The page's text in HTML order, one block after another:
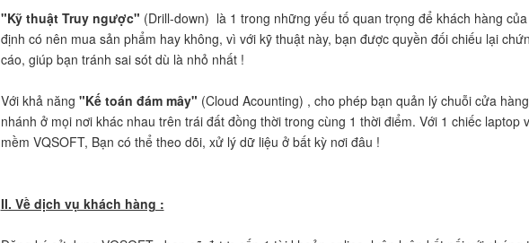
"Kỹ thuật Truy ngược" (Drill-down) là 1 trong những yếu tố quan trọng để khách hàng
định có nên mua sản phẩm hay không, vì với kỹ thuật này, bạn được quyền đối chiếu lại
cáo, giúp bạn tránh sai sót dù là nhỏ nhất !
Với khả năng "Kế toán đám mây" (Cloud Acounting) , cho phép bạn quản lý chuỗi cửa
nhánh ở mọi nơi khác nhau trên trái đất đồng thời trong cùng 1 thời điểm. Với 1 chiếc laptop
mềm VQSOFT, Bạn có thể theo dõi, xử lý dữ liệu ở bất kỳ nơi đâu !
II. Về dịch vụ khách hàng :